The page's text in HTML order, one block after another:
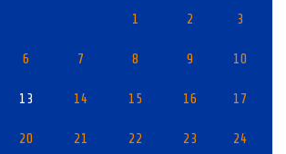
1 2 3
6 7 8 9 10
13 14 15 16 17
20 21 22 23 24